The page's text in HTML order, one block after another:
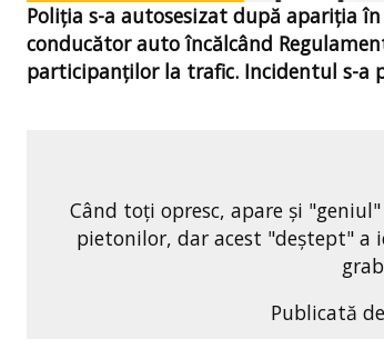
Poliția s-a autosesizat după apariția
conducător auto încălcând
participanților la trafic. Incidentul s-a
Când toți opresc, apare și
pietonilor, dar acest "deștept" a
Publicată